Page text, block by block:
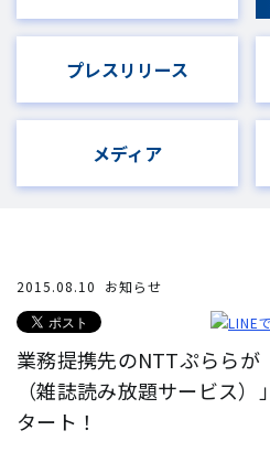
プレスリリース
メディア
2015.08.10 お知らせ
業務提携先のNTTぷららが
（雑誌読み放題サービス
タート！